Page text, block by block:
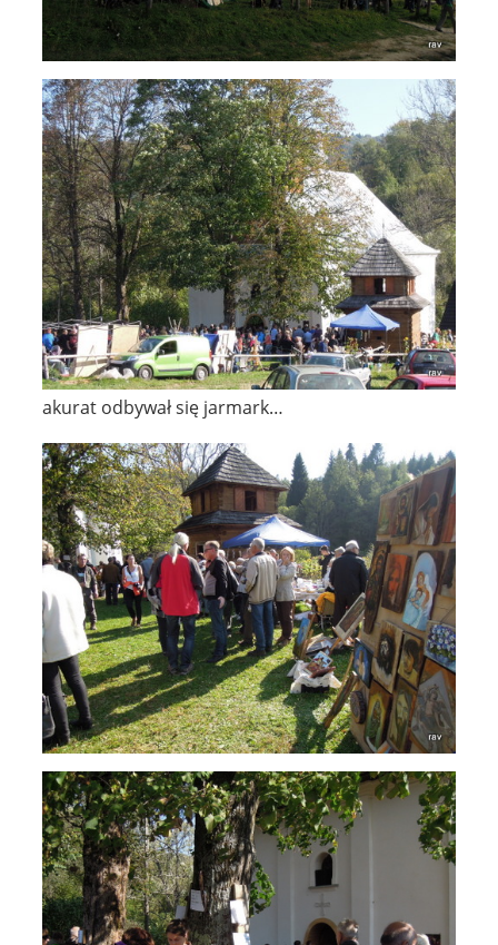
akurat odbywał się jarmark…